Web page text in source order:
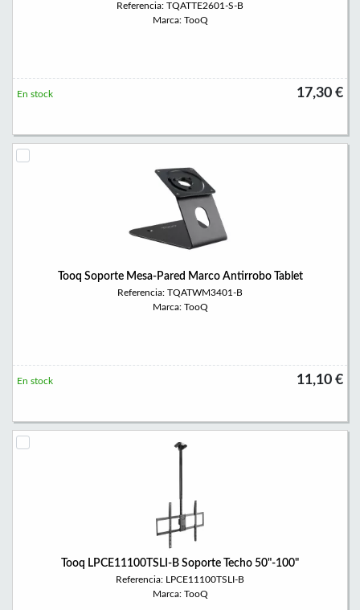
Referencia: TQATTE2601-S-B
Marca: TooQ
17,30 €
En stock
Tooq Soporte Mesa-Pared Marco Antirrobo Tablet
Referencia: TQATWM3401-B
Marca: TooQ
11,10 €
En stock
Tooq LPCE11100TSLI-B Soporte Techo 50"-100"
Referencia: LPCE11100TSLI-B
Marca: TooQ